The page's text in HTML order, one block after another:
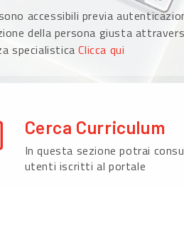
accessibili previa
della persona giusta
specialisticaClicca qui
Cerca Curriculum
In questa sezione potrai
utenti iscritti al portale